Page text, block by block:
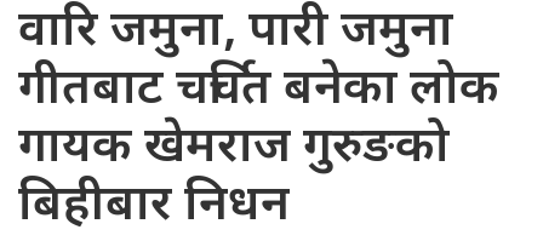
वारि जमुना, पारी जमुना
गीतबाट चर्चित बनेका लोक
गायक खेमराज गुरुङको
बिहीबार निधन